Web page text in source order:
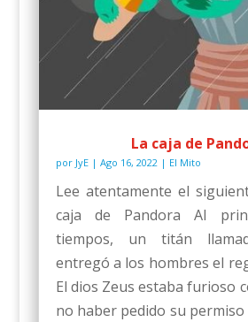
La caja de
por JyE| Ago 16, 2022| El Mito
Lee atentamente el
caja de Pandora Al
tiempos, un titán
entregó a los hombres el
El dios Zeus estaba furioso
no haber pedido su